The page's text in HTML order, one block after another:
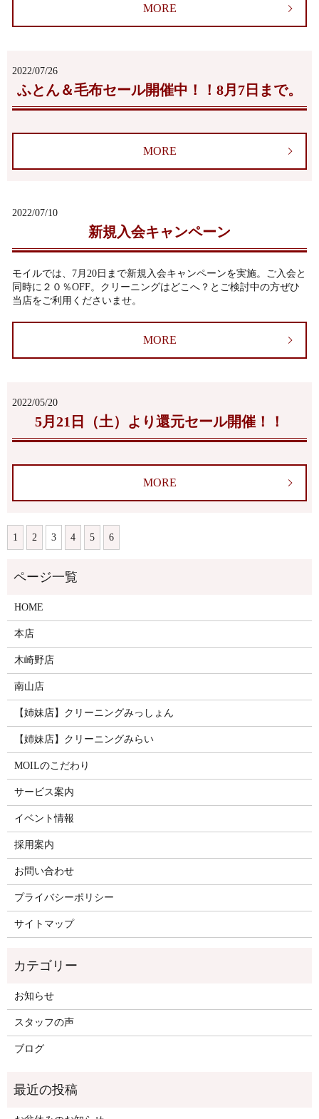
MORE
2022/07/26
ふとん＆毛布セール開催中！！8月7日まで。
MORE
2022/07/10
新規入会キャンペーン
モイルでは、7月20日まで新規入会キャンペーンを実施。ご入会と
同時に２０％OFF。クリーニングはどこへ？とご検討中の方ぜひ
当店をご利用くださいませ。
MORE
2022/05/20
5月21日（土）より還元セール開催！！
MORE
1 2 3 4 5 6
HOME
本店
木崎野店
南山店
【姉妹店】クリーニングみっしょん
【姉妹店】クリーニングみらい
MOILのこだわり
サービス案内
イベント情報
採用案内
お問い合わせ
プライバシーポリシー
サイトマップ
お知らせ
スタッフの声
ブログ